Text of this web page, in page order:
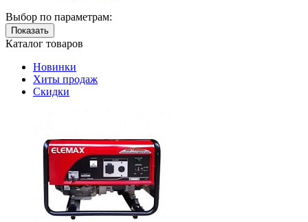
Выбор по параметрам:
Показать
Каталог товаров
Новинки
Хиты продаж
Скидки